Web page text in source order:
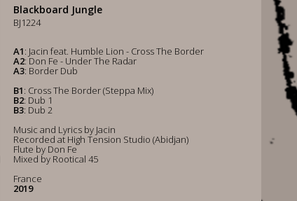
Blackboard Jungle
BJ1224
A1: Jacin feat. Humble Lion - Cross The Border
A2: Don Fe - Under The Radar
A3: Border Dub
B1: Cross The Border (Steppa Mix)
B2: Dub 1
B3: Dub 2
Music and Lyrics by Jacin
Recorded at High Tension Studio (Abidjan)
Flute by Don Fe
Mixed by Rootical 45
France
2019